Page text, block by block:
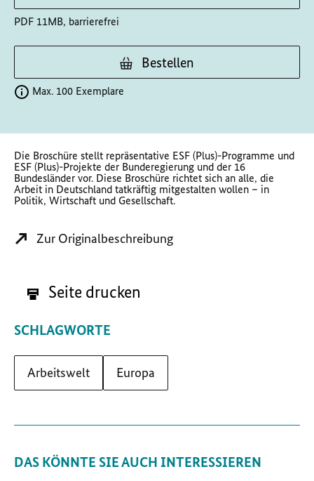
PDF 11MB, barrierefrei
Bestellen
Max. 100 Exemplare
Die Broschüre stellt repräsentative ESF (Plus)-Programme und
ESF (Plus)-Projekte der Bunderegierung und der 16
Bundesländer vor. Diese Broschüre richtet sich an alle, die
Arbeit in Deutschland tatkräftig mitgestalten wollen – in
Politik, Wirtschaft und Gesellschaft.
Zur Originalbeschreibung
Seite drucken
SCHLAGWORTE
Arbeitswelt Europa
DAS KÖNNTE SIE AUCH INTERESSIEREN